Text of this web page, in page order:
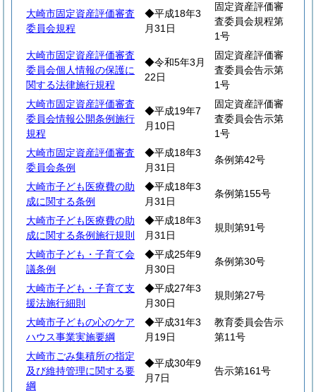
大崎市固定資産評価審査
委員会規程
◆平成18年3
月31日
固定資産評価審
査委員会規程第
1号
大崎市固定資産評価審査
委員会個人情報の保護に
関する法律施行規程
◆令和5年3月
22日
固定資産評価審
査委員会告示第
1号
大崎市固定資産評価審査
委員会情報公開条例施行
規程
◆平成19年7
月10日
固定資産評価審
査委員会告示第
1号
大崎市固定資産評価審査
委員会条例
◆平成18年3
月31日
条例第42号
大崎市子ども医療費の助
成に関する条例
◆平成18年3
月31日
条例第155号
大崎市子ども医療費の助
成に関する条例施行規則
◆平成18年3
月31日
規則第91号
大崎市子ども・子育て会
議条例
◆平成25年9
月30日
条例第30号
大崎市子ども・子育て支
援法施行細則
◆平成27年3
月30日
規則第27号
大崎市子どもの心のケア
ハウス事業実施要綱
◆平成31年3
月19日
教育委員会告示
第11号
大崎市ごみ集積所の指定
及び維持管理に関する要
綱
◆平成30年9
月7日
告示第161号